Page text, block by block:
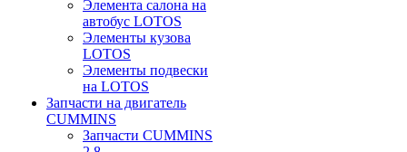
Элемента салона на
автобус LOTOS
Элементы кузова
LOTOS
Элементы подвески
на LOTOS
Запчасти на двигатель
CUMMINS
Запчасти CUMMINS